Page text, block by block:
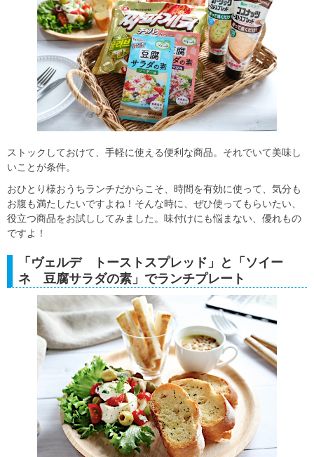
ストックしておけて、手軽に使える便利な商品。それでいて美味し
いことが条件。
おひとり様おうちランチだからこそ、時間を有効に使って、気分も
お腹も満たしたいですよね！そんな時に、ぜひ使ってもらいたい、
役立つ商品をお試ししてみました。味付けにも悩まない、優れもの
ですよ！
「ヴェルデ トーストスプレッド」と「ソイー
ネ 豆腐サラダの素」でランチプレート